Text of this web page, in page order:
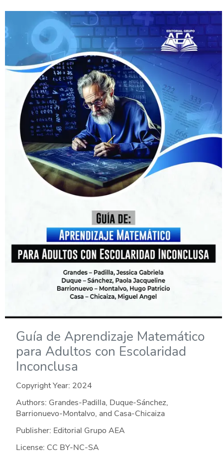
Guía de Aprendizaje Matemático
para Adultos con Escolaridad
Inconclusa
Copyright Year: 2024
Authors: Grandes-Padilla, Duque-Sánchez,
Barrionuevo-Montalvo, and Casa-Chicaiza
Publisher: Editorial Grupo AEA
License: CC BY-NC-SA